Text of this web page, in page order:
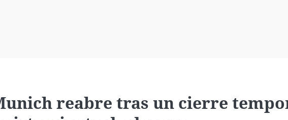
País Vasco
reabre tras un cierre